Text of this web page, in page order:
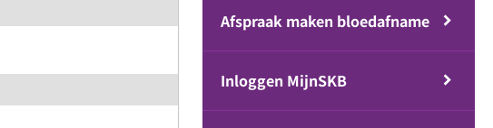
Afspraak maken bloedafname
Inloggen MijnSKB